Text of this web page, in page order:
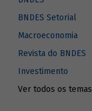
BNDES Setorial
Macroeconomia
Revista do BNDES
Investimento
Ver todos os temas